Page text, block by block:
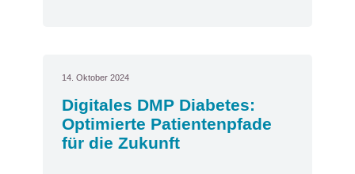
14. Oktober 2024
Digitales DMP Diabetes:
Optimierte Patientenpfade
für die Zukunft